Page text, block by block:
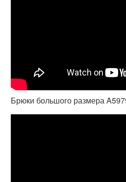
Брюки большого размера